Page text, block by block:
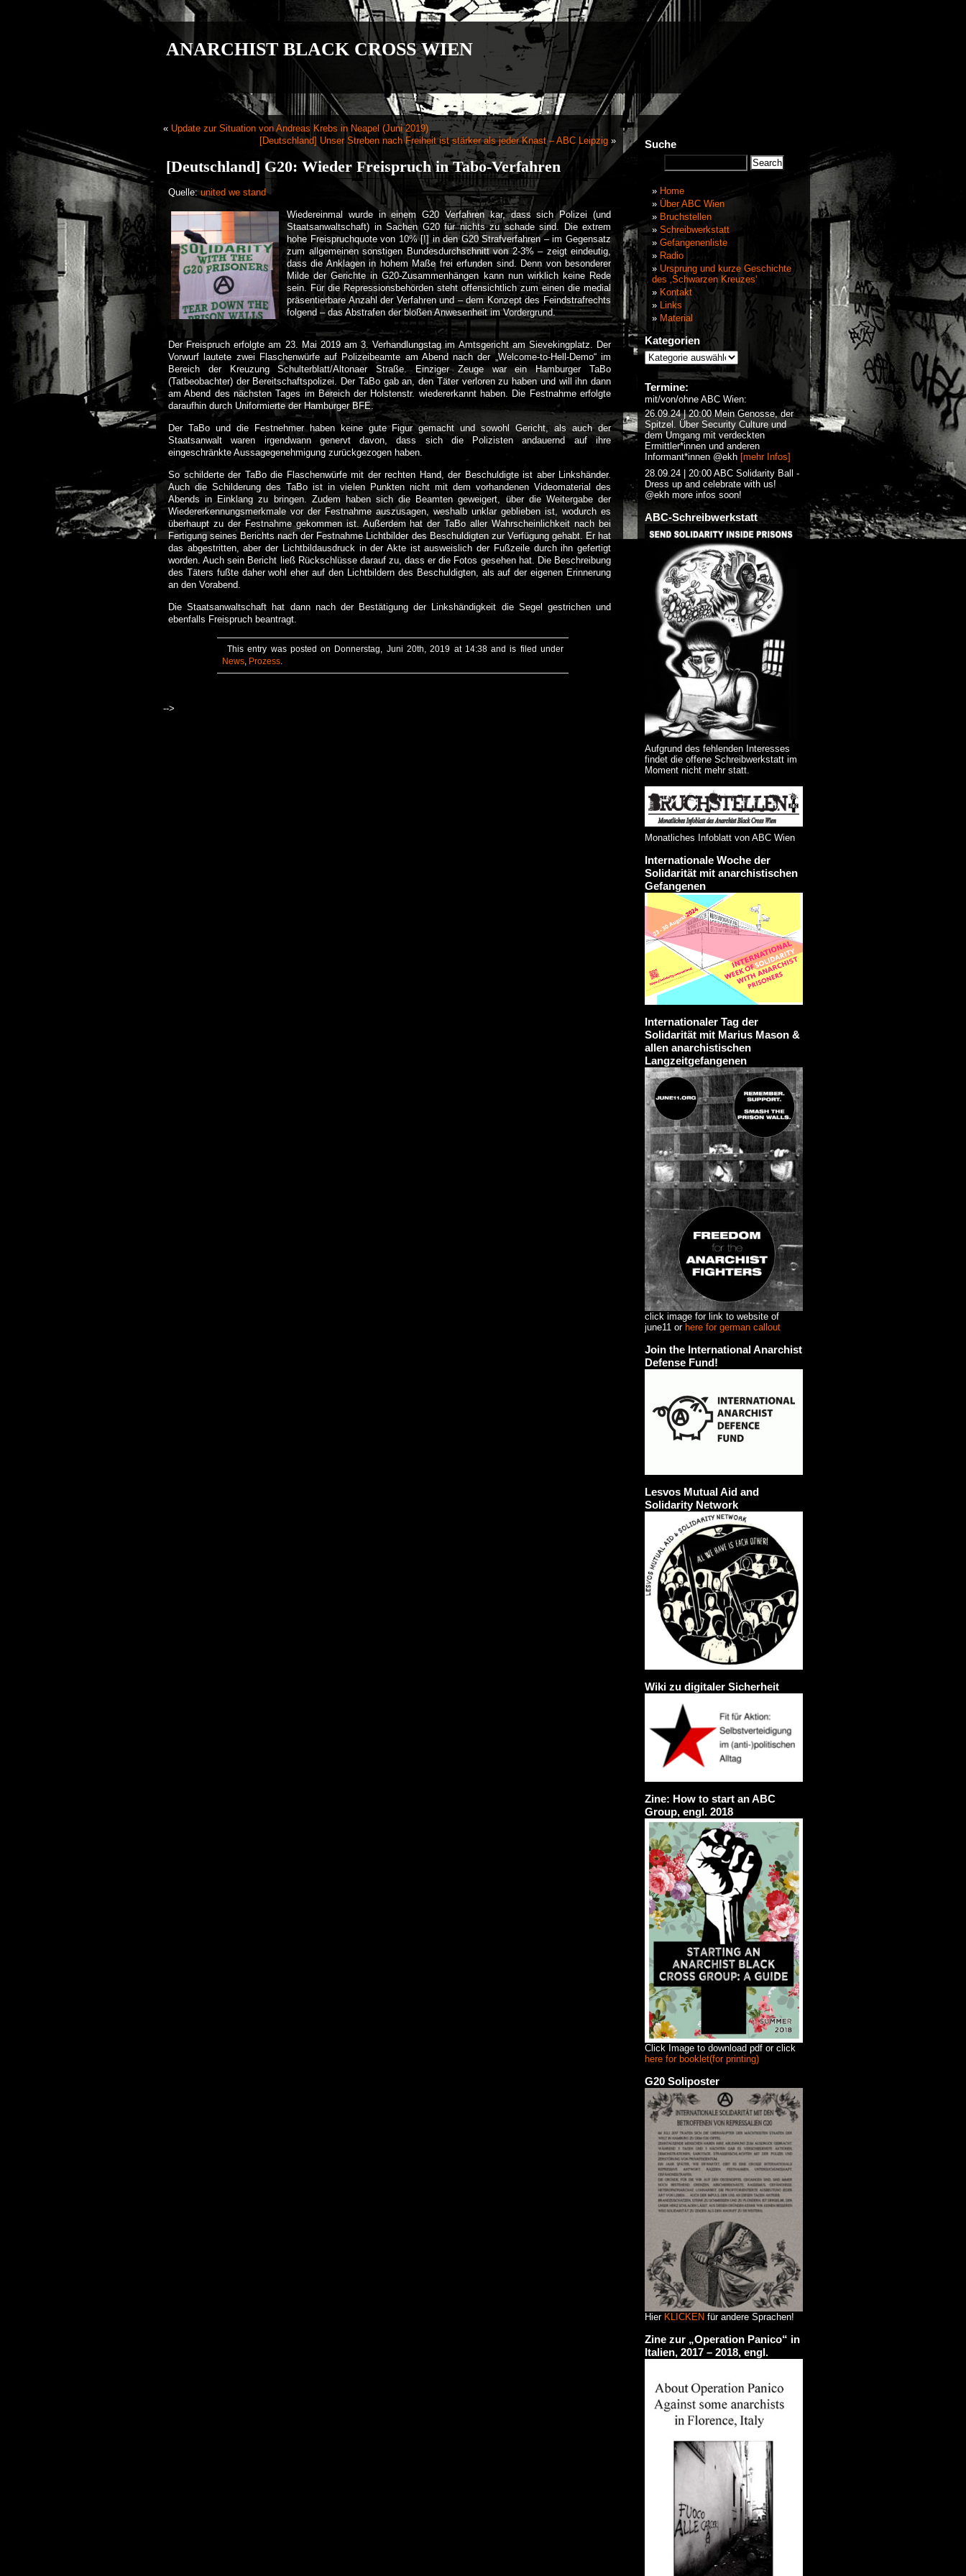
ANARCHIST BLACK CROSS WIEN
« Update zur Situation von Andreas Krebs in Neapel (Juni 2019)
[Deutschland] Unser Streben nach Freiheit ist stärker als jeder Knast – ABC Leipzig »
[Deutschland] G20: Wieder Freispruch in Tabo-Verfahren
Quelle:united we stand
Wiedereinmal wurde in einem G20 Verfahren kar, dass sich Polizei (und
Staatsanwaltschaft) in Sachen G20 für nichts zu schade sind. Die extrem
hohe Freispruchquote von 10% [!] in den G20 Strafverfahren – im Gegensatz
zum allgemeinen sonstigen Bundesdurchschnitt von 2-3% – zeigt eindeutig,
dass die Anklagen in hohem Maße frei erfunden sind. Denn von besonderer
Milde der Gerichte in G20-Zusammenhängen kann nun wirklich keine Rede
sein. Für die Repressionsbehörden steht offensichtlich zum einen die medial
präsentierbare Anzahl der Verfahren und – dem Konzept des Feindstrafrechts
folgend – das Abstrafen der bloßen Anwesenheit im Vordergrund.
Der Freispruch erfolgte am 23. Mai 2019 am 3. Verhandlungstag im Amtsgericht am Sievekingplatz. Der
Vorwurf lautete zwei Flaschenwürfe auf Polizeibeamte am Abend nach der „Welcome-to-Hell-Demo“ im
Bereich der Kreuzung Schulterblatt/Altonaer Straße. Einziger Zeuge war ein Hamburger TaBo
(Tatbeobachter) der Bereitschaftspolizei. Der TaBo gab an, den Täter verloren zu haben und will ihn dann
am Abend des nächsten Tages im Bereich der Holstenstr. wiedererkannt haben. Die Festnahme erfolgte
daraufhin durch Uniformierte der Hamburger BFE.
Der TaBo und die Festnehmer haben keine gute Figur gemacht und sowohl Gericht, als auch der
Staatsanwalt waren irgendwann genervt davon, dass sich die Polizisten andauernd auf ihre
eingeschränkte Aussagegenehmigung zurückgezogen haben.
So schilderte der TaBo die Flaschenwürfe mit der rechten Hand, der Beschuldigte ist aber Linkshänder.
Auch die Schilderung des TaBo ist in vielen Punkten nicht mit dem vorhandenen Videomaterial des
Abends in Einklang zu bringen. Zudem haben sich die Beamten geweigert, über die Weitergabe der
Wiedererkennungsmerkmale vor der Festnahme auszusagen, weshalb unklar geblieben ist, wodurch es
überhaupt zu der Festnahme gekommen ist. Außerdem hat der TaBo aller Wahrscheinlichkeit nach bei
Fertigung seines Berichts nach der Festnahme Lichtbilder des Beschuldigten zur Verfügung gehabt. Er hat
das abgestritten, aber der Lichtbildausdruck in der Akte ist ausweislich der Fußzeile durch ihn gefertigt
worden. Auch sein Bericht ließ Rückschlüsse darauf zu, dass er die Fotos gesehen hat. Die Beschreibung
des Täters fußte daher wohl eher auf den Lichtbildern des Beschuldigten, als auf der eigenen Erinnerung
an den Vorabend.
Die Staatsanwaltschaft hat dann nach der Bestätigung der Linkshändigkeit die Segel gestrichen und
ebenfalls Freispruch beantragt.
This entry was posted on Donnerstag, Juni 20th, 2019 at 14:38 and is filed under
News
Prozess
-->
Suche
Home
Über ABC Wien
Bruchstellen
Schreibwerkstatt
Gefangenenliste
Radio
Ursprung und kurze Geschichte
des ‚Schwarzen Kreuzes‘
Kontakt
Links
Material
Kategorien
Termine:
mit/von/ohne ABC Wien:
26.09.24 | 20:00 Mein Genosse, der
Spitzel. Über Security Culture und
dem Umgang mit verdeckten
Ermittler*innen und anderen
Informant*innen @ekh [mehr Infos]
28.09.24 | 20:00 ABC Solidarity Ball -
Dress up and celebrate with us!
@ekh more infos soon!
ABC-Schreibwerkstatt
Aufgrund des fehlenden Interesses
findet die offene Schreibwerkstatt im
Moment nicht mehr statt.
Monatliches Infoblatt von ABC Wien
Internationale Woche der
Solidarität mit anarchistischen
Gefangenen
Internationaler Tag der
Solidarität mit Marius Mason &
allen anarchistischen
Langzeitgefangenen
click image for link to website of
june11 or here for german callout
Join the International Anarchist
Defense Fund!
Lesvos Mutual Aid and
Solidarity Network
Wiki zu digitaler Sicherheit
Zine: How to start an ABC
Group, engl. 2018
Click Image to download pdf or click
here for booklet(for printing)
G20 Soliposter
Hier KLICKEN für andere Sprachen!
Zine zur „Operation Panico“ in
Italien, 2017 – 2018, engl.